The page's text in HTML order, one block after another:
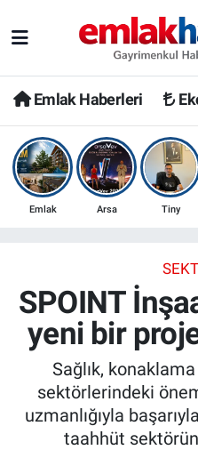
Emlak Haberleri
Emlak Arsa Tiny
SPOINT
yeni bir
Sağlık,
sektörlerindeki
uzmanlığıyla
taahhüt